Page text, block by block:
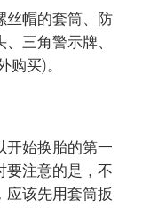
帽的套筒、防
三角警示牌、
购买)。
始换胎的第一
要注意的是，不
应该先用套筒扳